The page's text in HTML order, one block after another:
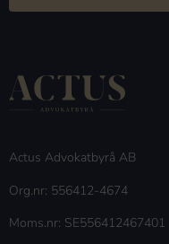
Actus Advokatbyrå AB
Org.nr: 556412-4674
Moms.nr: SE556412467401